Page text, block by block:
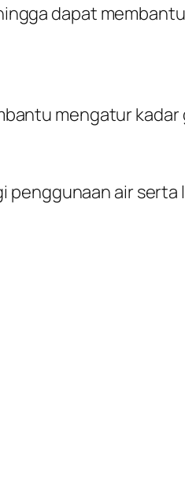
dapat
mengatur kadar
penggunaan air serta